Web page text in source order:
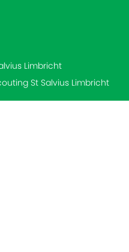
Limbricht
St Salvius Limbricht